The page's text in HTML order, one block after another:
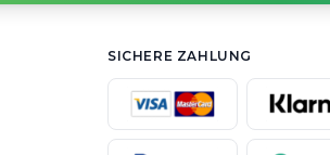
SICHERE ZAHLUNG